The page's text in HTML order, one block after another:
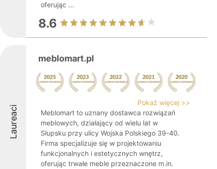
oferując ...
8.6
Laureaci
meblomart.pl
Pokaż więcej >>
Meblomart to uznany dostawca rozwiązań
meblowych, działający od wielu lat w
Słupsku przy ulicy Wojska Polskiego 39-40.
Firma specjalizuje się w projektowaniu
funkcjonalnych i estetycznych wnętrz,
oferując trwałe meble przeznaczone m.in.